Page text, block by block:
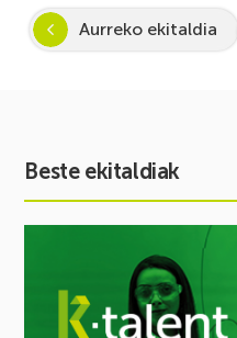
Aurreko ekitaldia
Beste ekitaldiak
STEAM